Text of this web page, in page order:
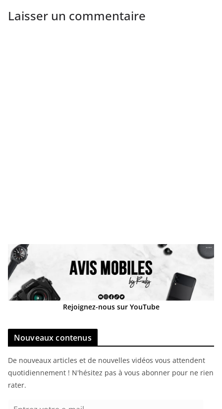
Laisser un commentaire
Rejoignez-nous sur YouTube
Nouveaux contenus
De nouveaux articles et de nouvelles vidéos vous attendent
quotidiennement ! N'hésitez pas à vous abonner pour ne rien
rater.